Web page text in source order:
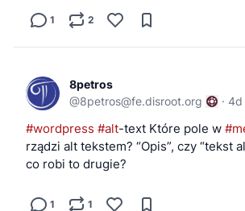
1 2
8petros
@8petros@fe.disroot.org · 4d
#wordpress #alt-text Które pole w
rządzi alt tekstem? “Opis”, czy “tekst
co robi to drugie?
1 1